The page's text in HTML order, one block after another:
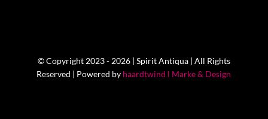
© Copyright 2023 - 2026 | Spirit Antiqua | All Rights
Reserved | Powered by haardtwind l Marke & Design